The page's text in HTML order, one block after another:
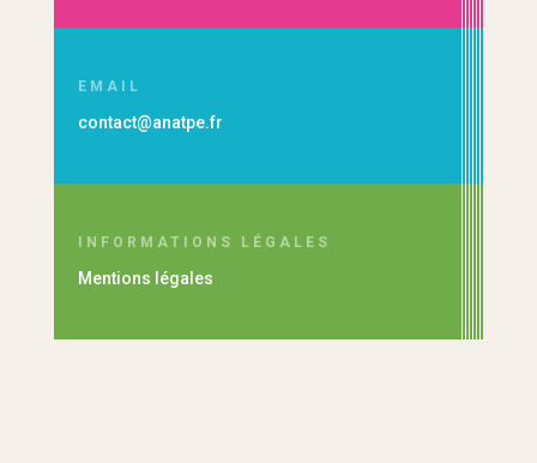
EMAIL
contact@anatpe.fr
INFORMATIONS LÉGALES
Mentions légales